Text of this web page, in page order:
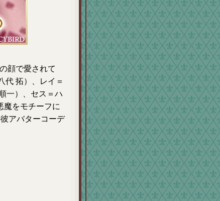
顔で愛されて
代 拓）、レイ＝
一）、セス＝ハ
魔をモチーフに
アバターコーデ